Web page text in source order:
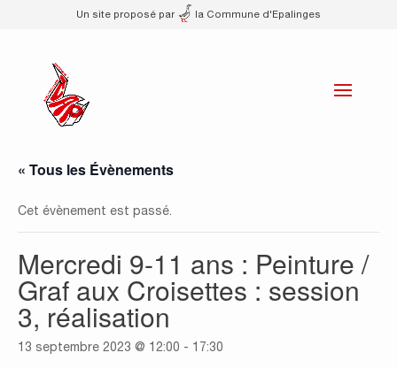
Un site proposé par la Commune d'Epalinges
« Tous les Évènements
Cet évènement est passé.
Mercredi 9-11 ans : Peinture /
Graf aux Croisettes : session
3, réalisation
13 septembre 2023 @ 12:00 - 17:30